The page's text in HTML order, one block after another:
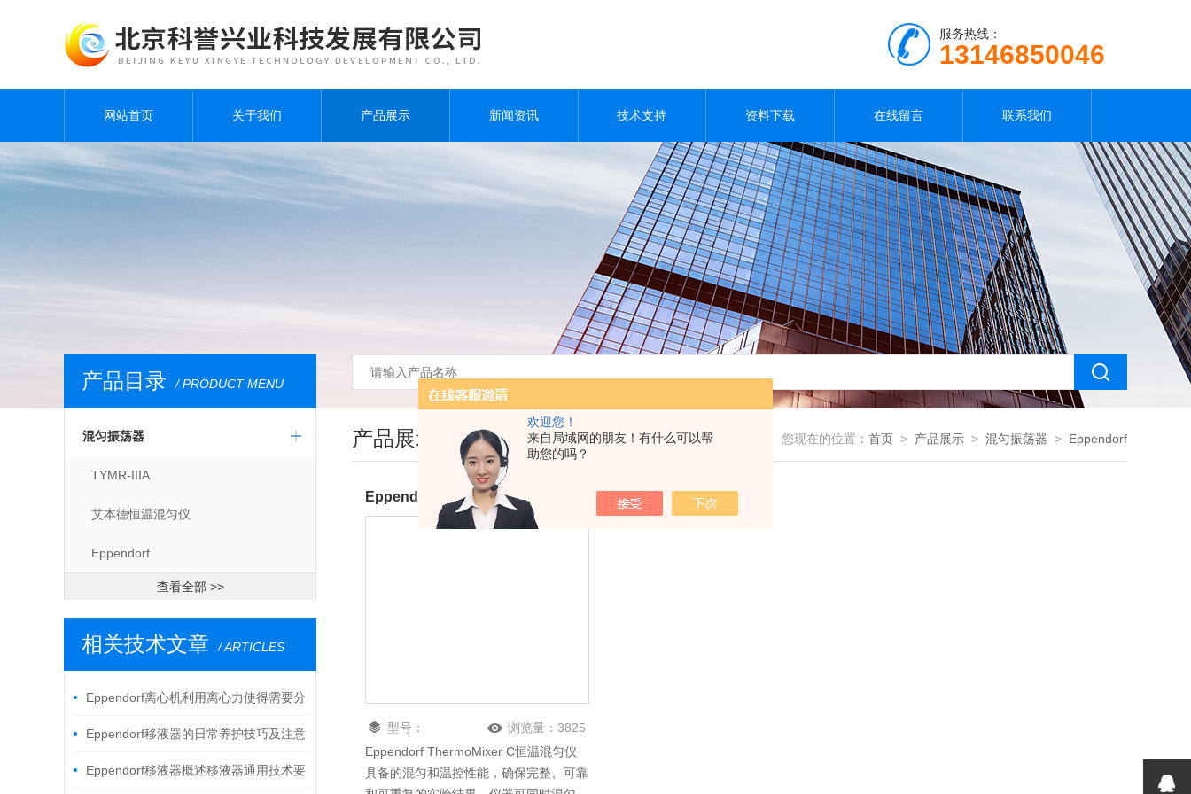
欢迎您！
来自局域网的朋友！有什么可以帮
助您的吗？
服务热线：
13146850046
网站首页 关于我们 产品展示 新闻资讯 技术支持 资料下载 在线留言 联系我们
产品目录 / PRODUCT MENU
混匀振荡器
TYMR-IIIA
艾本德恒温混匀仪
Eppendorf
查看全部 >>
相关技术文章 / ARTICLES
Eppendorf离心机利用离心力使得需要分
离的不同物料得到加速分离的机器
Eppendorf移液器的日常养护技巧及注意
事项Eppendorf移液器概述移液器通用技术要
产品展示 您现在的位置： 首页 > 产品展示 > 混匀振荡器 > Eppendorf
型号： 浏览量：3825
Eppendorf ThermoMixer C恒温混匀仪
具备的混匀和温控性能，确保完整、可靠